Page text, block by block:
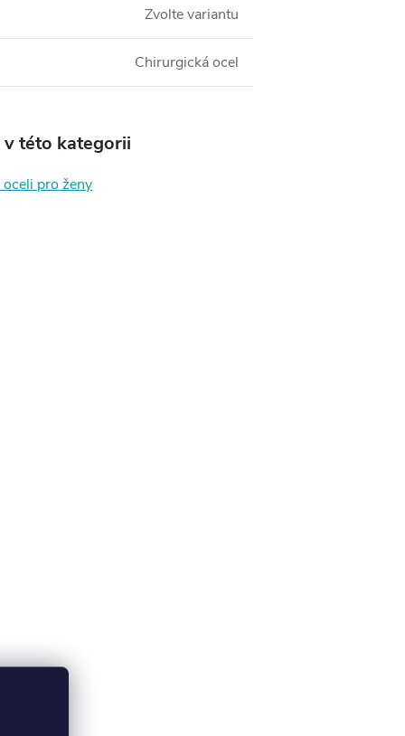
Zvolte variantu
Chirurgická ocel
této kategorii
pro ženy